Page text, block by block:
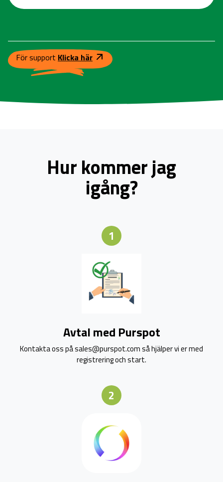
För support Klicka här
Hur kommer jag
igång?
1
Avtal med Purspot
Kontakta oss på sales@purspot.com så hjälper vi er med
registrering och start.
2